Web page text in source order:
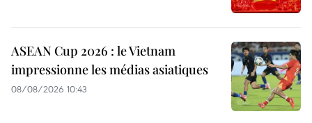
ASEAN Cup 2026 : le Vietnam
impressionne les médias asiatiques
08/08/2026 10:43